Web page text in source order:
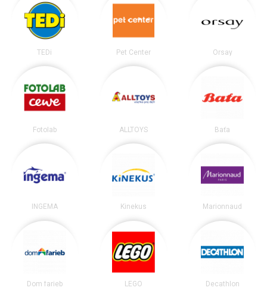
TEDi Pet Center Orsay
Fotolab ALLTOYS Baťa
INGEMA Kinekus Marionnaud
Dom farieb LEGO Decathlon